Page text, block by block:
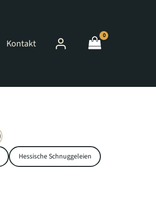
Kontakt
Hessische Schnuggeleien